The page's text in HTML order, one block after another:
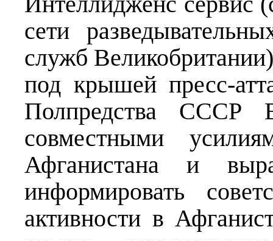
сети
служб
под крышей пресс-
Полпредства СССР
совместными
Афганистана и
информировать
активности в